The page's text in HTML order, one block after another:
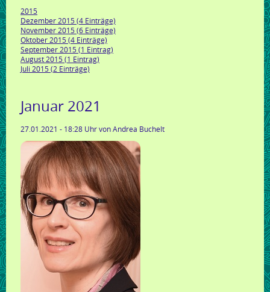
2015
Dezember 2015 (4 Einträge)
November 2015 (6 Einträge)
Oktober 2015 (4 Einträge)
September 2015 (1 Eintrag)
August 2015 (1 Eintrag)
Juli 2015 (2 Einträge)
Januar 2021
27.01.2021 - 18:28 Uhrvon Andrea Buchelt